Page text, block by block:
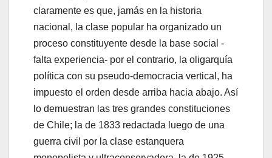
claramente es que, jamás en la historia
nacional, la clase popular ha organizado un
proceso constituyente desde la base social -
falta experiencia- por el contrario, la oligarquía
política con su pseudo-democracia vertical, ha
impuesto el orden desde arriba hacia abajo. Así
lo demuestran las tres grandes constituciones
de Chile; la de 1833 redactada luego de una
guerra civil por la clase estanquera